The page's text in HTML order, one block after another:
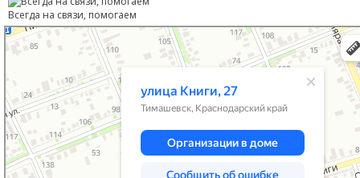
Всегда на связи, помогаем
Тимашевск
Улица Книги, 27 — Яндекс Карты